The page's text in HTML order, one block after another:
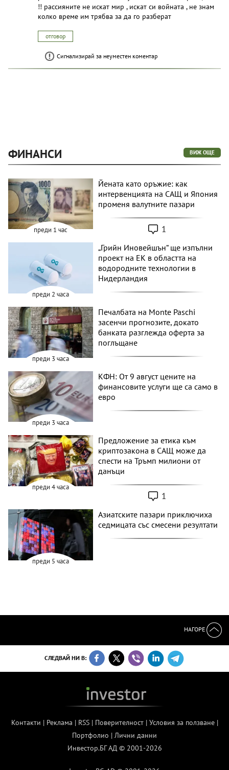
!! рассияните не искат мир , искат си войната , не знам
колко време им трябва за да го разберат
отговор
Сигнализирай за неуместен коментар
ФИНАНСИ ВИЖ ОЩЕ
преди 1 час
Йената като оръжие: как
интервенцията на САЩ и Япония
променя валутните пазари
1
преди 2 часа
„Грийн Иновейшън“ ще изпълни
проект на ЕК в областта на
водородните технологии в
Нидерландия
преди 3 часа
Печалбата на Monte Paschi
засенчи прогнозите, докато
банката разглежда оферта за
поглъщане
преди 3 часа
КФН: От 9 август цените на
финансовите услуги ще са само в
евро
преди 4 часа
Предложение за етика към
криптозакона в САЩ може да
спести на Тръмп милиони от
данъци
1
преди 5 часа
Азиатските пазари приключиха
седмицата със смесени резултати
НАГОРЕ
СЛЕДВАЙ НИ В:
Контакти | Реклама | RSS| Поверителност| Условия за ползване|
Портфолио | Лични данни
Инвестор.БГ АД © 2001-2026